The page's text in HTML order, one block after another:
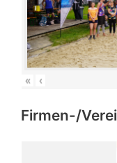
« ‹
Firmen-/